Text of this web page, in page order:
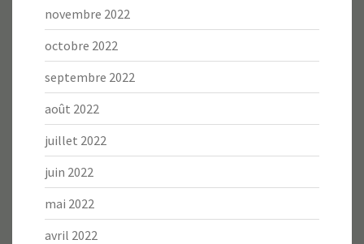
novembre 2022
octobre 2022
septembre 2022
août 2022
juillet 2022
juin 2022
mai 2022
avril 2022